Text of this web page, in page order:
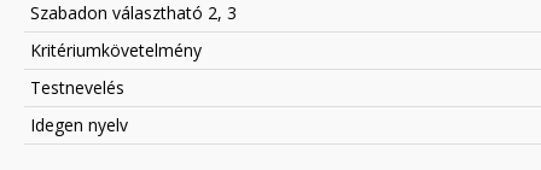
Szabadon választható 2, 3
Kritériumkövetelmény
Testnevelés
Idegen nyelv